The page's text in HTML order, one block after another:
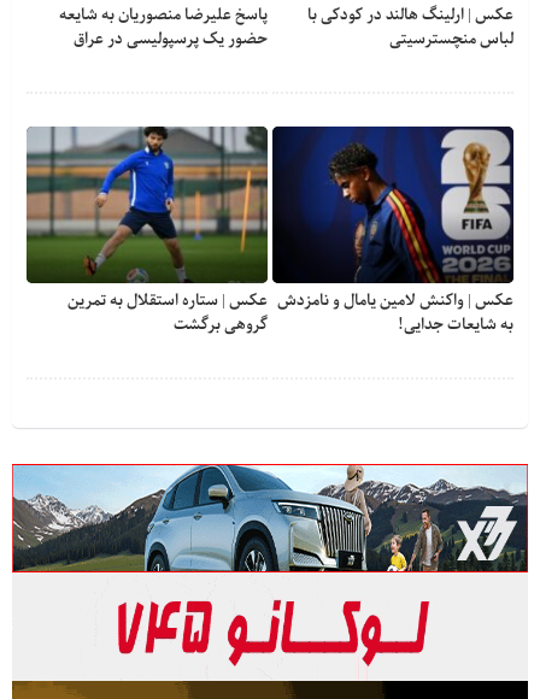
عکس | ارلینگ هالند در کودکی با
لباس منچسترسیتی
پاسخ علیرضا منصوریان به شایعه
حضور یک پرسپولیسی در عراق
عکس | واکنش لامین یامال و نامزدش
به شایعات جدایی!
عکس | ستاره استقلال به تمرین
گروهی برگشت